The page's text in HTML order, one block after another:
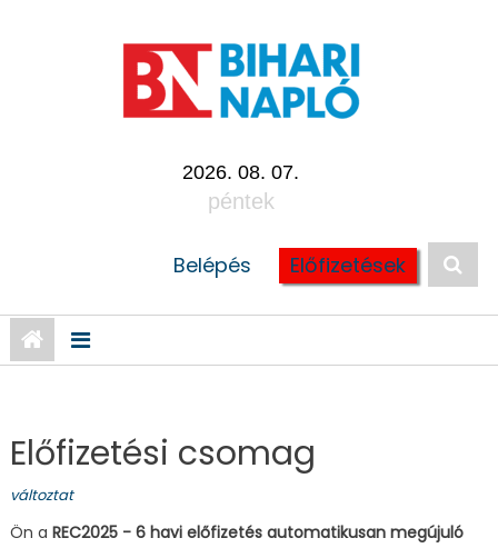
2026. 08. 07.
péntek
Belépés Előfizetések
Előfizetési csomag
változtat
Ön a REC2025 - 6 havi előfizetés automatikusan megújuló